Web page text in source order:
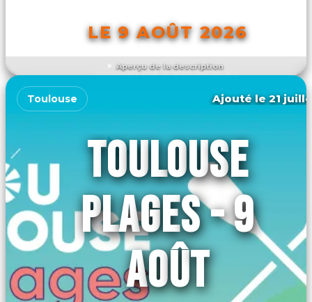
Aperçu de la description
LE 9 AOÛT 2026
DÉCOUVRIR L'ÉVÉNEMENT
Toulouse Ajouté le 21
TOULOUSE
PLAGES - 9
AOÛT